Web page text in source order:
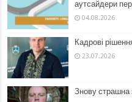
аутсайдери
04.08.2026
Кадрові
23.07.2026
Знову страшна